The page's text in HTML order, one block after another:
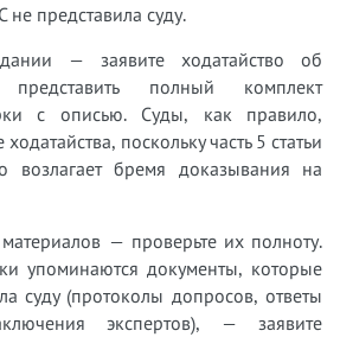
представила суду.
— заявите ходатайство об
полный комплект
с описью. Суды, как правило,
поскольку часть 5 статьи
бремя доказывания на
— проверьте их полноту.
упоминаются документы, которые
суду (протоколы допросов, ответы
экспертов), — заявите